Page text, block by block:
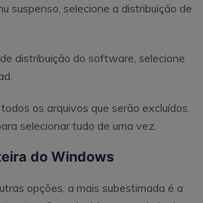
suspenso, selecione a distribuição de
distribuição do software, selecione
os arquivos que serão excluídos.
selecionar tudo de uma vez.
do Windows
opções, a mais subestimada é a